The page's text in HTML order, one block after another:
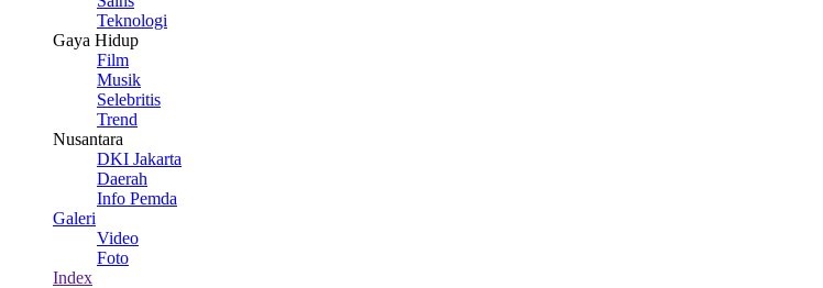
Teknologi
Gaya Hidup
Film
Musik
Selebritis
Trend
Nusantara
DKI Jakarta
Daerah
Info Pemda
Galeri
Video
Foto
Index